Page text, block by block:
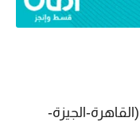
الجيزة-